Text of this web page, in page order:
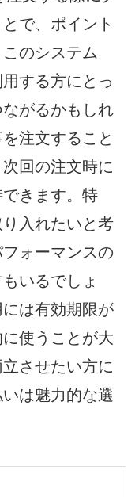
で、ポイント
のシステム
する方にとっ
がるかもしれ
注文すること
回の注文時に
きます。特
入れたいと考
ォーマンスの
いるでしょ
は有効期限が
使うことが大
させたい方に
は魅力的な選